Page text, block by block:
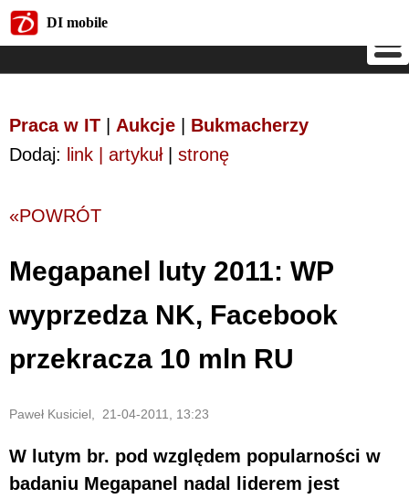
DI mobile
Praca w IT Aukcje
Bukmacherzy
Dodaj: link | artykuł| stronę
«POWRÓT
Megapanel luty 2011: WP
wyprzedza NK, Facebook
przekracza 10 mln RU
Paweł Kusiciel, 21-04-2011, 13:23
W lutym br. pod względem popularności w
badaniu Megapanel nadal liderem jest
DI mobile